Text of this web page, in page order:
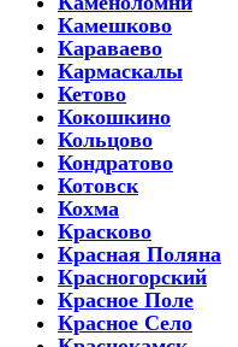
Камешково
Караваево
Кармаскалы
Кетово
Кокошкино
Кольцово
Кондратово
Котовск
Кохма
Красково
Красная Поляна
Красногорский
Красное Поле
Красное Село